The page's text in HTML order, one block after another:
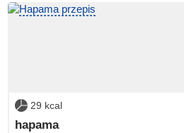
29 kcal
hapama